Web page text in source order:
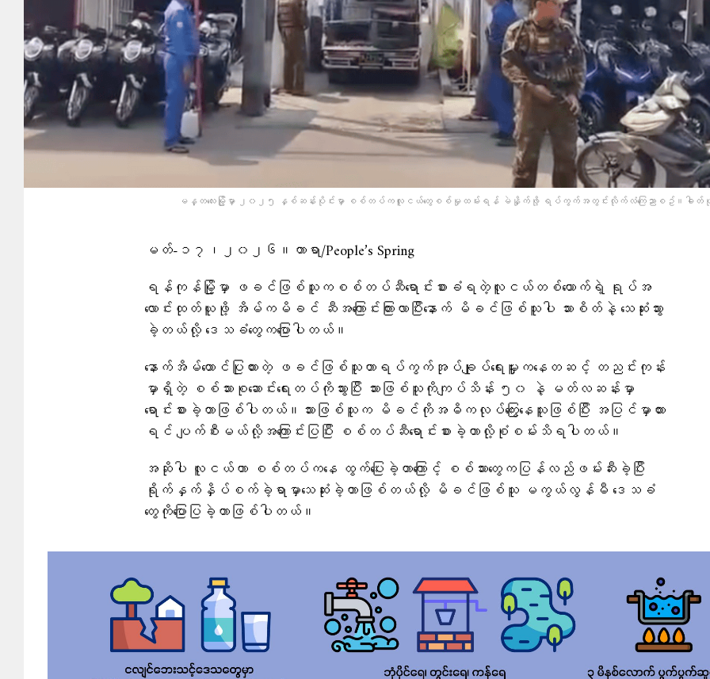
မန္တ​လေးမြို့မှာ ၂၀၂၅ နှစ်ဆန်းပိုင်းမှာ စစ်တပ်ကလူငယ်​တွေစစ်မှုထမ်းရန် မဲနှိုက်ဖို့ ရပ်ကွက်အတွင်းလိုက်လံ​ကြေညာစဥ်။ဓါတ်
မတ်-၁၇၊၂၀၂၆။တာရာ/People’s Spring
ရန်ကုန်မြို့မှာ ဖခင်ဖြစ်သူကစစ်တပ်ဆီရောင်းစားခံရတဲ့လူငယ်တစ်ယောက်ရဲ့ ရုပ်အ​
လောင်းထုတ်ယူဖို့ အိမ်ကမိခင် ဆီအကြောင်းကြားလာပြီး‌နောက် မိခင်ဖြစ်သူပါ သားစိတ်နဲ့ ​သေဆုံးသွား
ခဲ့တယ်လို့ ဒေသခံတွေကပြောပါတယ်။
​​နောက်အိမ်​ထောင်ပြုထားတဲ့ ဖခင်ဖြစ်သူဟာရပ်ကွက်အုပ်ချုပ်ရေးမှူးကနေတဆင့် တညင်းကုန်း
မှာရှိတဲ့ စစ်သားစုဆောင်းရေးတပ်ကိုသွားပြီး သားဖြစ်သူကိုကျပ်သိန်း ၅၀ နဲ့ မတ်လဆန်းမှာ
ရောင်းစားခဲ့တာဖြစ်ပါတယ်။သားဖြစ်သူက မိခင်ကိုအဓိကလုပ်​ကြွေး​နေသူဖြစ်ပြီး အပြင်မှာထား
ရင် ပျက်စီးမယ်လို့အ​ကြောင်းပြပြီး စစ်တပ်ဆီ​ရောင်းစားခဲ့တာလို့စုံစမ်းသိရပါတယ်။
အဆိုပါ လူငယ်ဟာ စစ်တပ်ကနေ ထွက်ပြေးခဲ့တာကြောင့် စစ်သားတွေကပြန်လည်ဖမ်းဆီးခဲ့ပြီး
ရိုက်နှက်နှိပ်စက်ခဲ့ရာမှာသေဆုံးခဲ့တာဖြစ်တယ်လို့ မိခင်ဖြစ်သူ မကွယ်လွန်မီ ​ဒေသခံ​
တွေကိုပြောပြခဲ့တာဖြစ်ပါတယ်။